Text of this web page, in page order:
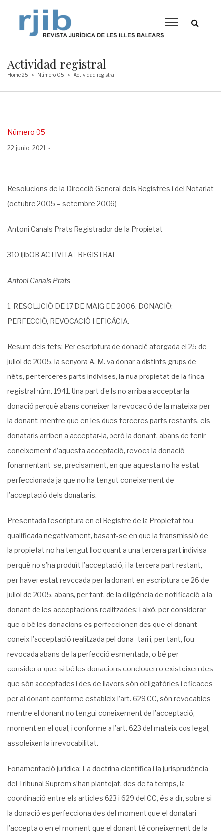
Actividad registral
Home 25 > Número 05 > Actividad registral
Posted
in
Número 05
Posted
22 junio, 2021
Resolucions de la Direcció General dels Registres i del Notariat
(octubre 2005 – setembre 2006)
Antoni Canals Prats Registrador de la Propietat
310 ijibOB ACTIVITAT REGISTRAL
Antoni Canals Prats
1. RESOLUCIÓ DE 17 DE MAIG DE 2006. DONACIÓ:
PERFECCIÓ, REVOCACIÓ I EFICÀCIA.
Resum dels fets: Per escriptura de donació atorgada el 25 de
juliol de 2005, la senyora A. M. va donar a distints grups de
néts, per terceres parts indivises, la nua propie­tat de la finca
registral núm. 1941. Una part d’ells no arriba a acceptar la
donació perquè abans coneixen la revocació de la mateixa per
la donant; mentre que en les dues terceres parts restants, els
donataris arriben a acceptar-la, però la donant, abans de tenir
coneixe­ment d’aquesta acceptació, revoca la donació
fonamentant-se, precisament, en que aquesta no ha estat
perfeccionada ja que no ha tengut coneixement de
l’acceptació dels donataris.
Presentada l’escriptura en el Registre de la Propietat fou
qualificada negativament, basant-se en que la transmissió de
la propietat no ha tengut lloc quant a una tercera part indivisa
perquè no s’ha produït l’acceptació, i la tercera part restant,
per haver estat revo­cada per la donant en escriptura de 26 de
juliol de 2005, abans, per tant, de la diligència de notificació a la
donant de les acceptacions realitzades; i això, per considerar
que o bé les donacions es perfeccionen des que el donant
coneix l’acceptació realitzada pel dona- tari i, per tant, fou
revocada abans de la perfecció esmentada, o bé per
considerar que, si bé les donacions conclouen o existeixen des
que són acceptades i des de llavors són obli­gatòries i eficaces
per al donant conforme estableix l’art. 629 CC, són revocables
mentre el donant no tengui coneixement de l’acceptació,
moment en el qual, i conforme a l’art. 623 del mateix cos legal,
assoleixen la irrevocabilitat.
Fonamentació jurídica: La doctrina científica i la jurisprudència
del Tribunal Suprem s’han plantejat, des de fa temps, la
coordinació entre els articles 623 i 629 del CC, és a dir, sobre si
la donació es perfecciona des del moment que el donatari
l’accepta o en el moment que el donant té coneixement de la